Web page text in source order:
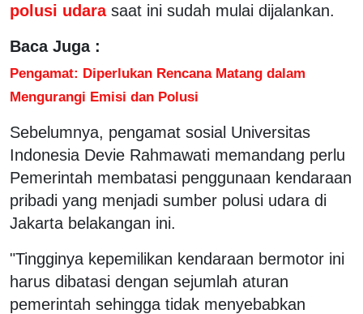
polusi udara saat ini sudah mulai dijalankan.
Baca Juga :
Pengamat: Diperlukan Rencana Matang dalam
Mengurangi Emisi dan Polusi
Sebelumnya, pengamat sosial Universitas
Indonesia Devie Rahmawati memandang perlu
Pemerintah membatasi penggunaan kendaraan
pribadi yang menjadi sumber polusi udara di
Jakarta belakangan ini.
"Tingginya kepemilikan kendaraan bermotor ini
harus dibatasi dengan sejumlah aturan
pemerintah sehingga tidak menyebabkan